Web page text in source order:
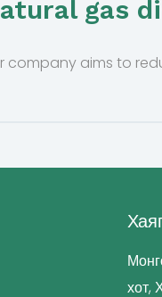
gas
company aims to
хот,